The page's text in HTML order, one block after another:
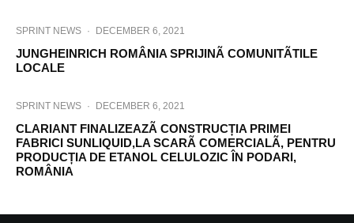
SPRINT NEWS · DECEMBER 6, 2021
JUNGHEINRICH ROMÂNIA SPRIJINÃ COMUNITÃTILE
LOCALE
SPRINT NEWS · DECEMBER 6, 2021
CLARIANT FINALIZEAZÃ CONSTRUCȚIA PRIMEI
FABRICI SUNLIQUID,LA SCARÃ COMERCIALÃ, PENTRU
PRODUCȚIA DE ETANOL CELULOZIC ÎN PODARI,
ROMÂNIA